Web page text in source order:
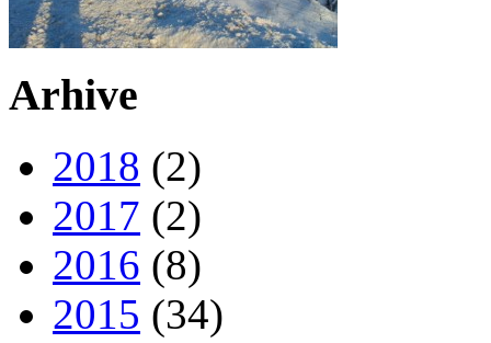
Arhive
2018 (2)
2017 (2)
2016 (8)
2015 (34)